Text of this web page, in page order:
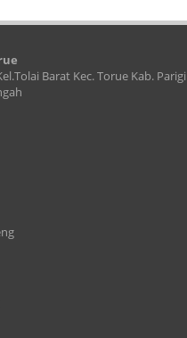
Barat Kec. Torue Kab.